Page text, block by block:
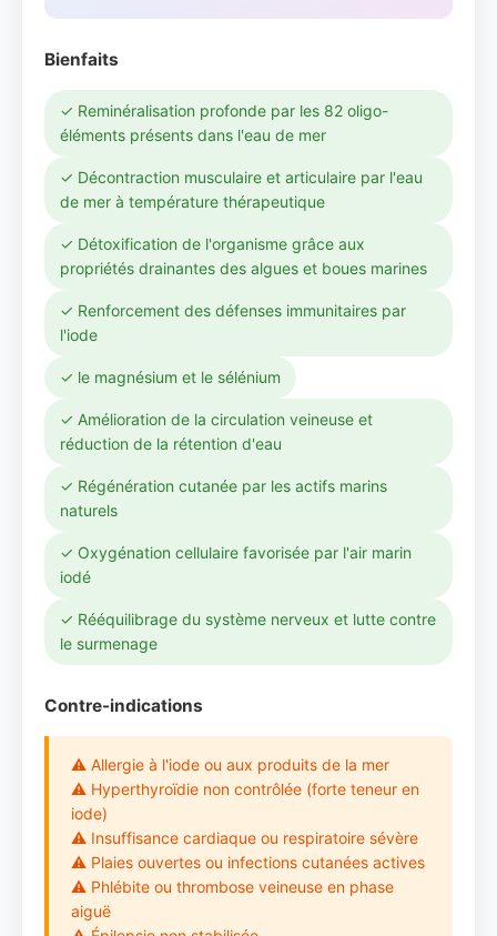
Bienfaits
✓ Reminéralisation profonde par les 82 oligo-
éléments présents dans l'eau de mer
✓ Décontraction musculaire et articulaire par l'eau
de mer à température thérapeutique
✓ Détoxification de l'organisme grâce aux
propriétés drainantes des algues et boues marines
✓ Renforcement des défenses immunitaires par
l'iode
✓ le magnésium et le sélénium
✓ Amélioration de la circulation veineuse et
réduction de la rétention d'eau
✓ Régénération cutanée par les actifs marins
naturels
✓ Oxygénation cellulaire favorisée par l'air marin
iodé
✓ Rééquilibrage du système nerveux et lutte contre
le surmenage
Contre-indications
⚠ Allergie à l'iode ou aux produits de la mer
⚠ Hyperthyroïdie non contrôlée (forte teneur en
iode)
⚠ Insuffisance cardiaque ou respiratoire sévère
⚠ Plaies ouvertes ou infections cutanées actives
⚠ Phlébite ou thrombose veineuse en phase
aiguë